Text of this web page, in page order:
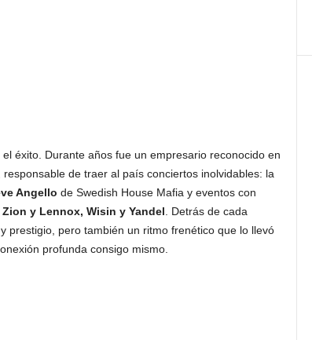
éxito. Durante años fue un empresario reconocido en
de traer al país conciertos inolvidables: la
Angello de Swedish House Mafia y eventos con
y Lennox, Wisin y Yandel . Detrás de cada
prestigio, pero también un ritmo frenético que lo llevó
profunda consigo mismo.